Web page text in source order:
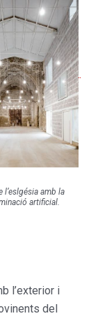
l’eslgésia amb la
artificial.
l’exterior i
del